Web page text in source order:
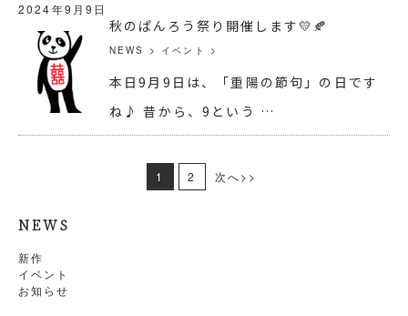
NEWS
新作
イベント
お知らせ
2024年9月9日
秋のぱんろう祭り開催します💛🍂
NEWS > イベント >
本日9月9日は、「重陽の節句」の日です
ね♪ 昔から、9という …
1 2 次へ>>